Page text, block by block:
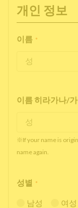
개인 정보
이름 *
이름 히라가나/
※If your name is
name again.
성별 *
남성 여성